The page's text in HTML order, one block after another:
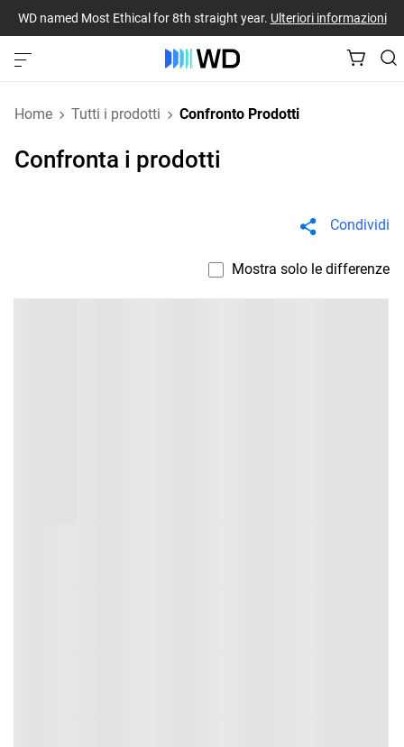
WD named Most Ethical for 8th straight year. Ulteriori informazioni
Home Tutti i prodotti Confronto Prodotti
Confronta i prodotti
Condividi
Mostra solo le differenze